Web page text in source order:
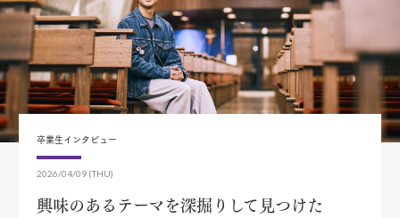
卒業生インタビュー
2026/04/09 (THU)
興味のあるテーマを深掘りして見つけた